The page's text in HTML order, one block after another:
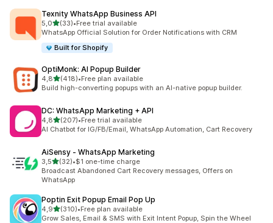
Texnity WhatsApp Business API
5,0z 5 hvězd
(33)
Celkový počet recenzí: 33
•Free trial available
WhatsApp Official Solution for Order Notifications with CRM
Built for Shopify
OptiMonk: AI Popup Builder
4,8z 5 hvězd
(418)
Celkový počet recenzí: 418
•Free plan available
Build high-converting popups with an AI-native popup builder.
DC: WhatsApp Marketing + API
4,8z 5 hvězd
(207)
Celkový počet recenzí: 207
•Free trial available
AI Chatbot for IG/FB/Email, WhatsApp Automation, Cart Recovery
AiSensy ‑ WhatsApp Marketing
3,5z 5 hvězd
(32)
Celkový počet recenzí: 32
•$1 one-time charge
Broadcast Abandoned Cart Recovery messages, Offers on
WhatsApp
Poptin Exit Popup Email Pop Up
4,9z 5 hvězd
(310)
Celkový počet recenzí: 310
•Free plan available
Grow Sales, Email & SMS with Exit Intent Popup, Spin the Wheel